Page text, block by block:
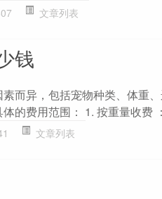
文章列表
钱
而异，包括宠物种类、体重
的费用范围： 1. 按重量收费
文章列表